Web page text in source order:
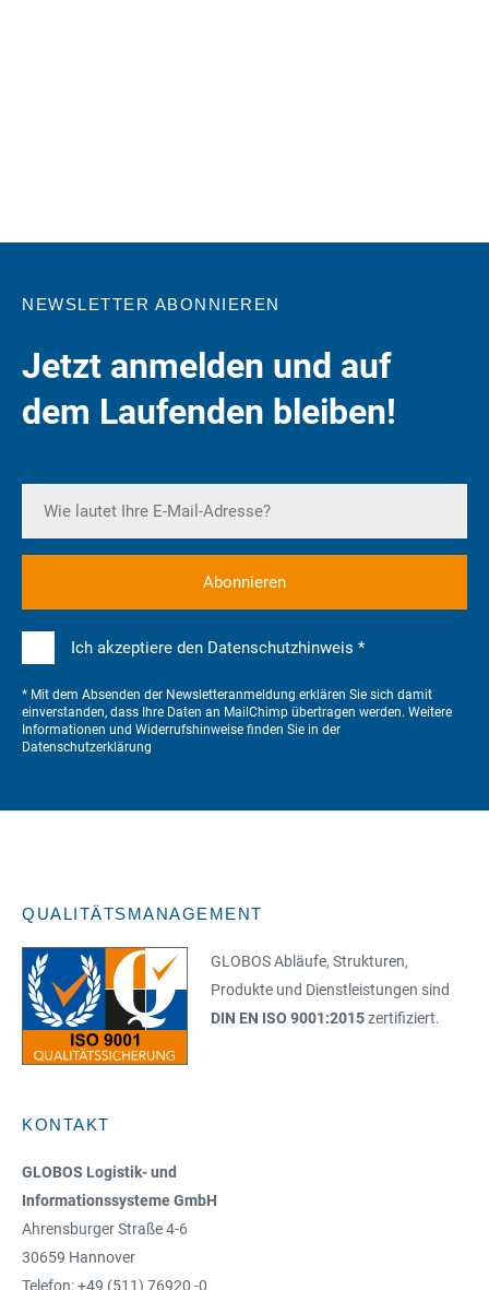
NEWSLETTER ABONNIEREN
Jetzt anmelden und auf
dem Laufenden bleiben!
Ich akzeptiere den Datenschutzhinweis *
* Mit dem Absenden der Newsletteranmeldung erklären Sie sich damit
einverstanden, dass Ihre Daten an MailChimp übertragen werden. Weitere
Informationen und Widerrufshinweise finden Sie in der
Datenschutzerklärung
QUALITÄTSMANAGEMENT
GLOBOS Abläufe, Strukturen,
Produkte und Dienstleistungen sind
DIN EN ISO 9001:2015zertifiziert.
KONTAKT
GLOBOS Logistik- und
Informationssysteme GmbH
Ahrensburger Straße 4-6
30659 Hannover
Telefon: +49 (511) 76920 -0